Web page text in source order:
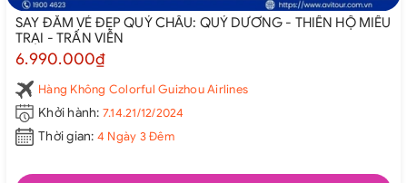
SAY ĐẮM VẺ ĐẸP QUÝ CHÂU: QUÝ DƯƠNG - THIÊN HỘ MIÊU
TRẠI - TRẤN VIỄN
6.990.000₫
Hàng Không Colorful Guizhou Airlines
Khởi hành: 7.14.21/12/2024
Thời gian: 4 Ngày 3 Đêm